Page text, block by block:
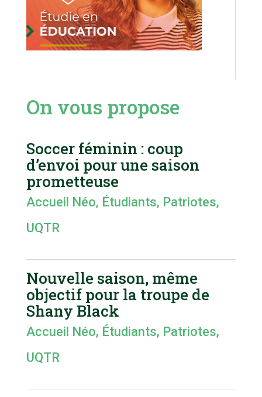
On vous propose
Soccer féminin : coup
d’envoi pour une saison
prometteuse
Accueil Néo, Étudiants, Patriotes,
UQTR
Nouvelle saison, même
objectif pour la troupe de
Shany Black
Accueil Néo, Étudiants, Patriotes,
UQTR